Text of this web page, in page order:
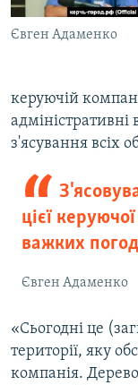
Євген Адаменко
керуючій
адміністративні
з'ясування всіх
цієї
важких
Євген Адаменко
«Сьогодні це
території, яку
компанія.